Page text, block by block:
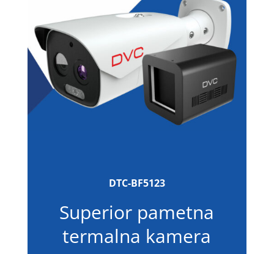
DTC-BF5123
Superior pametna
termalna kamera